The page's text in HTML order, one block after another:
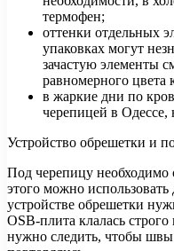
термофен;
оттенки отдельных
упаковках могут
зачастую элементы
равномерного
в жаркие дни по
черепицей в Одессе,
Устройство обрешетки и
Под черепицу необходимо
этого можно
устройстве обрешетки
OSB-плита клалась
нужно следить, чтобы швы